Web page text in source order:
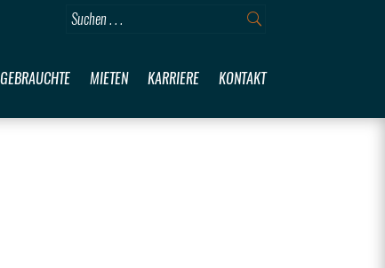
GEBRAUCHTE MIETEN KARRIERE KONTAKT